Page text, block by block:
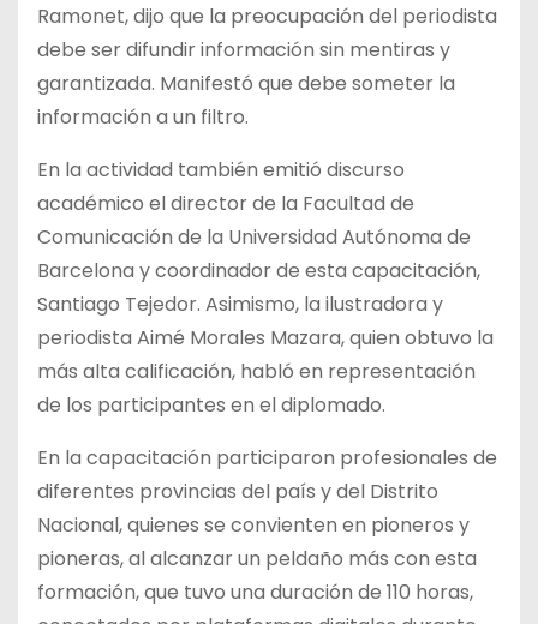
Ramonet, dijo que la preocupación del periodista
debe ser difundir información sin mentiras y
garantizada. Manifestó que debe someter la
información a un filtro.
En la actividad también emitió discurso
académico el director de la Facultad de
Comunicación de la Universidad Autónoma de
Barcelona y coordinador de esta capacitación,
Santiago Tejedor. Asimismo, la ilustradora y
periodista Aimé Morales Mazara, quien obtuvo la
más alta calificación, habló en representación
de los participantes en el diplomado.
En la capacitación participaron profesionales de
diferentes provincias del país y del Distrito
Nacional, quienes se convienten en pioneros y
pioneras, al alcanzar un peldaño más con esta
formación, que tuvo una duración de 110 horas,